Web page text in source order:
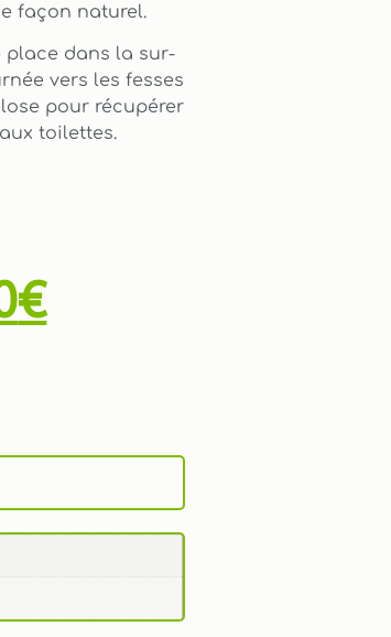
façon naturel.
place dans la sur-
vers les fesses
pour récupérer
toilettes.
€